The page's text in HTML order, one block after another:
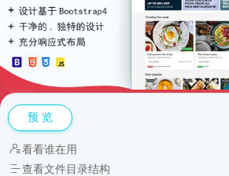
预 览
看看谁在用
查看文件目录结构